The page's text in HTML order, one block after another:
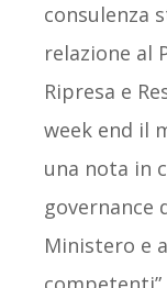
consulenza
relazione al
Ripresa e
week end il
una nota in
governance
Ministero e